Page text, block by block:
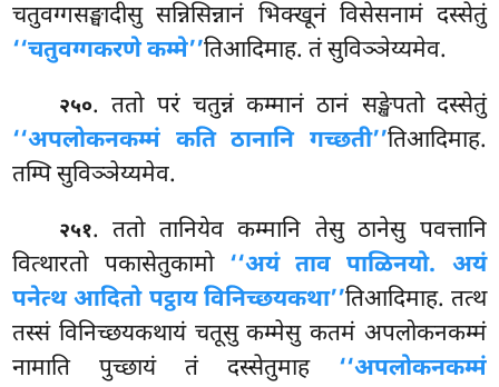
चतुवग्गसङ्घादीसु सन्निसिन्नानं भिक्खूनं विसेसनामं दस्सेतुं
‘‘चतुवग्गकरणे कम्मे’’तिआदिमाह. तं सुविञ्ञेय्यमेव.
२५०. ततो परं चतुन्नं कम्मानं ठानं सङ्खेपतो दस्सेतुं
‘‘अपलोकनकम्मं कति ठानानि गच्छती’’तिआदिमाह.
तम्पि सुविञ्ञेय्यमेव.
२५१. ततो तानियेव कम्मानि तेसु ठानेसु पवत्तानि
वित्थारतो पकासेतुकामो ‘‘अयं ताव पाळिनयो. अयं
पनेत्थ आदितो पट्ठाय विनिच्छयकथा’’तिआदिमाह. तत्थ
तस्सं विनिच्छयकथायं चतूसु कम्मेसु कतमं अपलोकनकम्मं
नामाति पुच्छायं तं दस्सेतुमाह ‘‘अपलोकनकम्मं